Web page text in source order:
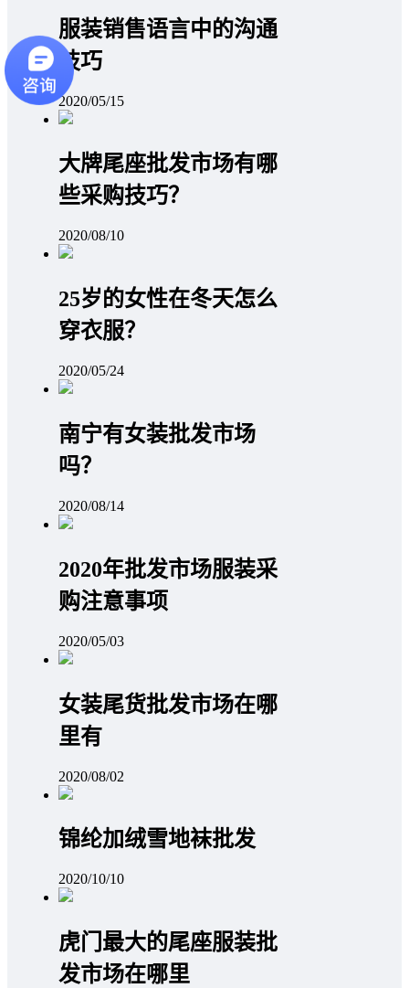
服装销售语言中的沟通
技巧
2020/05/15
大牌尾座批发市场有哪
些采购技巧？
2020/08/10
25岁的女性在冬天怎么
穿衣服？
2020/05/24
南宁有女装批发市场
吗？
2020/08/14
2020年批发市场服装采
购注意事项
2020/05/03
女装尾货批发市场在哪
里有
2020/08/02
锦纶加绒雪地袜批发
2020/10/10
虎门最大的尾座服装批
发市场在哪里